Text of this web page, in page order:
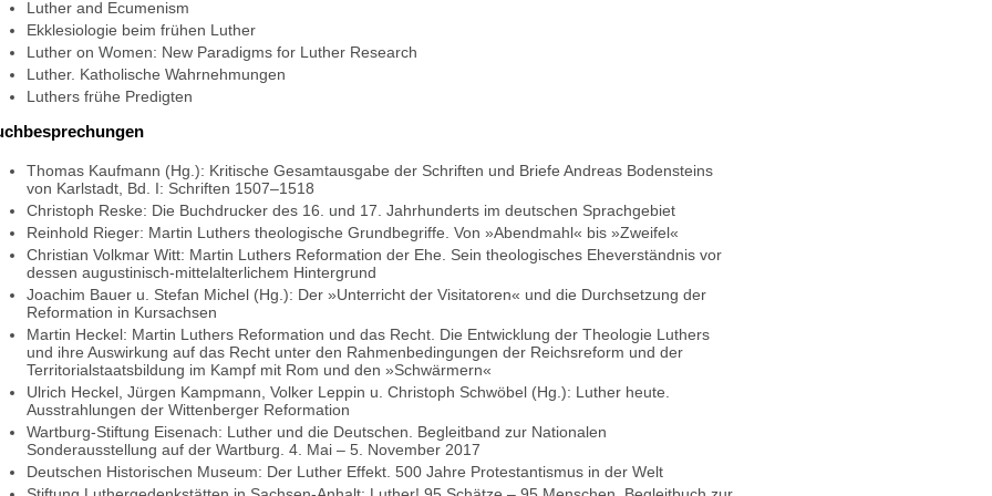
Luther and Ecumenism
Ekklesiologie beim frühen Luther
Luther on Women: New Paradigms for Luther Research
Luther. Katholische Wahrnehmungen
Luthers frühe Predigten
Thomas Kaufmann (Hg.): Kritische Gesamtausgabe der Schriften und Briefe Andreas Bodensteins
von Karlstadt, Bd. I: Schriften 1507–1518
Christoph Reske: Die Buchdrucker des 16. und 17. Jahrhunderts im deutschen Sprachgebiet
Reinhold Rieger: Martin Luthers theologische Grundbegriffe. Von »Abendmahl« bis »Zweifel«
Christian Volkmar Witt: Martin Luthers Reformation der Ehe. Sein theologisches Eheverständnis vor
dessen augustinisch-mittelalterlichem Hintergrund
Joachim Bauer u. Stefan Michel (Hg.): Der »Unterricht der Visitatoren« und die Durchsetzung der
Reformation in Kursachsen
Martin Heckel: Martin Luthers Reformation und das Recht. Die Entwicklung der Theologie Luthers
und ihre Auswirkung auf das Recht unter den Rahmenbedingungen der Reichsreform und der
Territorialstaatsbildung im Kampf mit Rom und den »Schwärmern«
Ulrich Heckel, Jürgen Kampmann, Volker Leppin u. Christoph Schwöbel (Hg.): Luther heute.
Ausstrahlungen der Wittenberger Reformation
Wartburg-Stiftung Eisenach: Luther und die Deutschen. Begleitband zur Nationalen
Sonderausstellung auf der Wartburg. 4. Mai – 5. November 2017
Deutschen Historischen Museum: Der Luther Effekt. 500 Jahre Protestantismus in der Welt